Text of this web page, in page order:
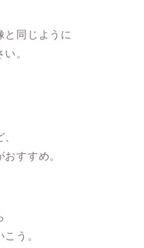
と同じように
。
すすめ。
う。